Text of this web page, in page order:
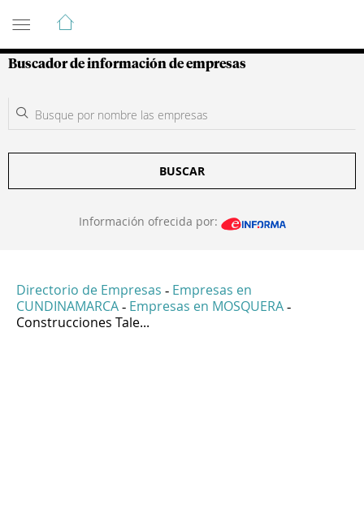
Guía de Empresas Colombianas
Buscador de información de empresas
BUSCAR
Información ofrecida por:
Directorio de Empresas - Empresas en
CUNDINAMARCA - Empresas en MOSQUERA -
Construcciones Tale...